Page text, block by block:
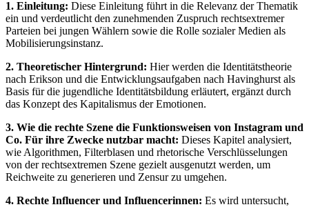
1. Einleitung: Diese Einleitung führt in die Relevanz der Thematik
ein und verdeutlicht den zunehmenden Zuspruch rechtsextremer
Parteien bei jungen Wählern sowie die Rolle sozialer Medien als
Mobilisierungsinstanz.
2. Theoretischer Hintergrund: Hier werden die Identitätstheorie
nach Erikson und die Entwicklungsaufgaben nach Havinghurst als
Basis für die jugendliche Identitätsbildung erläutert, ergänzt durch
das Konzept des Kapitalismus der Emotionen.
3. Wie die rechte Szene die Funktionsweisen von Instagram und
Co. Für ihre Zwecke nutzbar macht: Dieses Kapitel analysiert,
wie Algorithmen, Filterblasen und rhetorische Verschlüsselungen
von der rechtsextremen Szene gezielt ausgenutzt werden, um
Reichweite zu generieren und Zensur zu umgehen.
4. Rechte Influencer und Influencerinnen: Es wird untersucht,